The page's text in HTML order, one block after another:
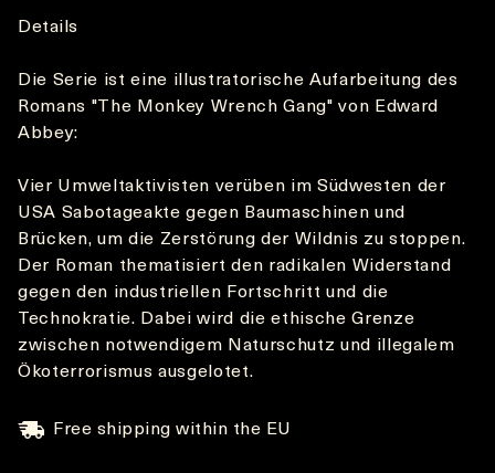
Details
Die Serie ist eine illustratorische Aufarbeitung des
Romans "The Monkey Wrench Gang" von Edward
Abbey:
Vier Umweltaktivisten verüben im Südwesten der
USA Sabotageakte gegen Baumaschinen und
Brücken, um die Zerstörung der Wildnis zu stoppen.
Der Roman thematisiert den radikalen Widerstand
gegen den industriellen Fortschritt und die
Technokratie. Dabei wird die ethische Grenze
zwischen notwendigem Naturschutz und illegalem
Ökoterrorismus ausgelotet.
Free shipping within the EU